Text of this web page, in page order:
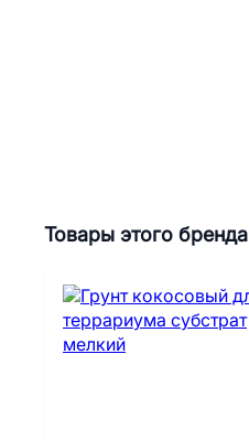
Товары этого бренда